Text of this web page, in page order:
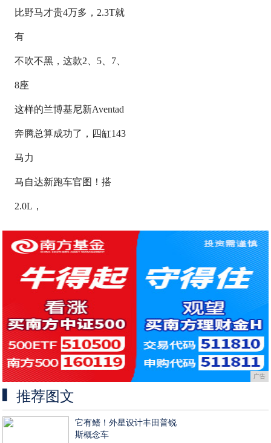
比野马才贵4万多，2.3T就
有
不吹不黑，这款2、5、7、
8座
这样的兰博基尼新Aventad
奔腾总算成功了，四缸143
马力
马自达新跑车官图！搭
2.0L，
广告
推荐图文
它有鳍！外星设计丰田普锐
斯概念车